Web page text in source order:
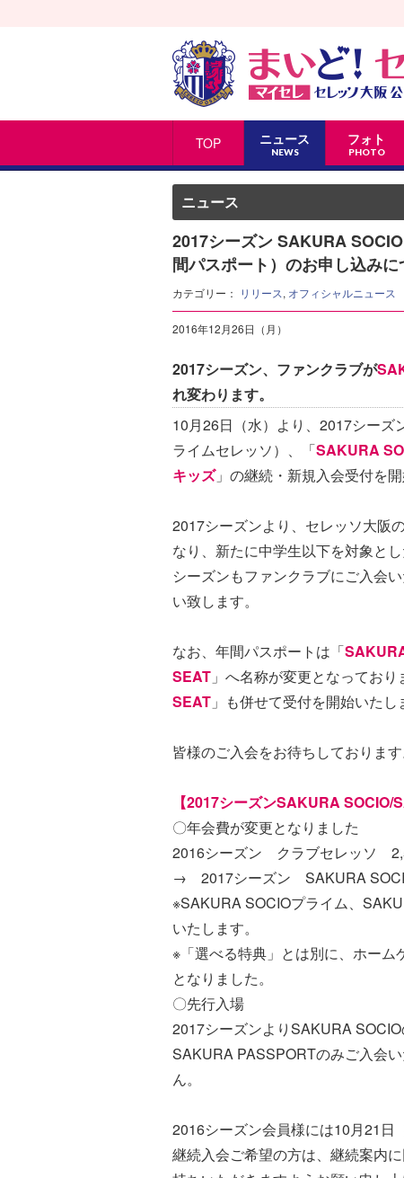
TOP ニュース
NEWS
フォト
PHOTO
ニュース
2017シーズン SAKURA
間パスポート）のお申し込み
カテゴリー： リリース, オフィシャルニュース
2016年12月26日（月）
2017シーズン、ファンクラブが
れ変わります。
10月26日（水）より、2017シーズ
ライムセレッソ）、「SAKURA
キッズ」の継続・新規入会受付を開
2017シーズンより、セレッソ大阪
なり、新たに中学生以下を対象と
シーズンもファンクラブにご入会
い致します。
なお、年間パスポートは「
SEAT 」へ名称が変更となっており
SEAT 」も併せて受付を開始いたし
皆様のご入会をお待ちしております
【2017シーズンSAKURA SOCIO/
〇年会費が変更となりました
2016シーズン クラブセレッソ
→ 2017シーズン SAKURA
※SAKURA SOCIOプライム、
いたします。
※「選べる特典」とは別に、ホー
となりました。
〇先行入場
2017シーズンよりSAKURA SOCIO
SAKURA PASSPORTのみご入会
ん。
2016シーズン会員様には10月21日
継続入会ご希望の方は、継続案内